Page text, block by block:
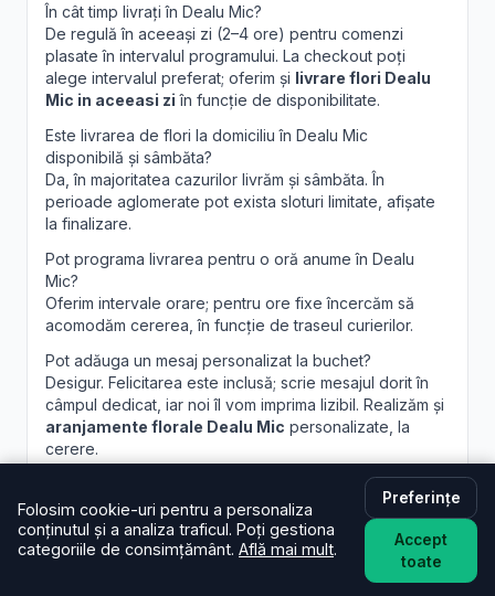
În cât timp livrați în Dealu Mic?
De regulă în aceeași zi (2–4 ore) pentru comenzi
plasate în intervalul programului. La checkout poți
alege intervalul preferat; oferim și livrare flori Dealu
Mic in aceeasi zi în funcție de disponibilitate.
Este livrarea de flori la domiciliu în Dealu Mic
disponibilă și sâmbăta?
Da, în majoritatea cazurilor livrăm și sâmbăta. În
perioade aglomerate pot exista sloturi limitate, afișate
la finalizare.
Pot programa livrarea pentru o oră anume în Dealu
Mic?
Oferim intervale orare; pentru ore fixe încercăm să
acomodăm cererea, în funcție de traseul curierilor.
Pot adăuga un mesaj personalizat la buchet?
Desigur. Felicitarea este inclusă; scrie mesajul dorit în
câmpul dedicat, iar noi îl vom imprima lizibil. Realizăm și
aranjamente florale Dealu Mic personalizate, la
cerere.
Folosim cookie-uri pentru a personaliza
conținutul și a analiza traficul. Poți gestiona
categoriile de consimțământ. Află mai mult.
Preferințe
Accept
toate